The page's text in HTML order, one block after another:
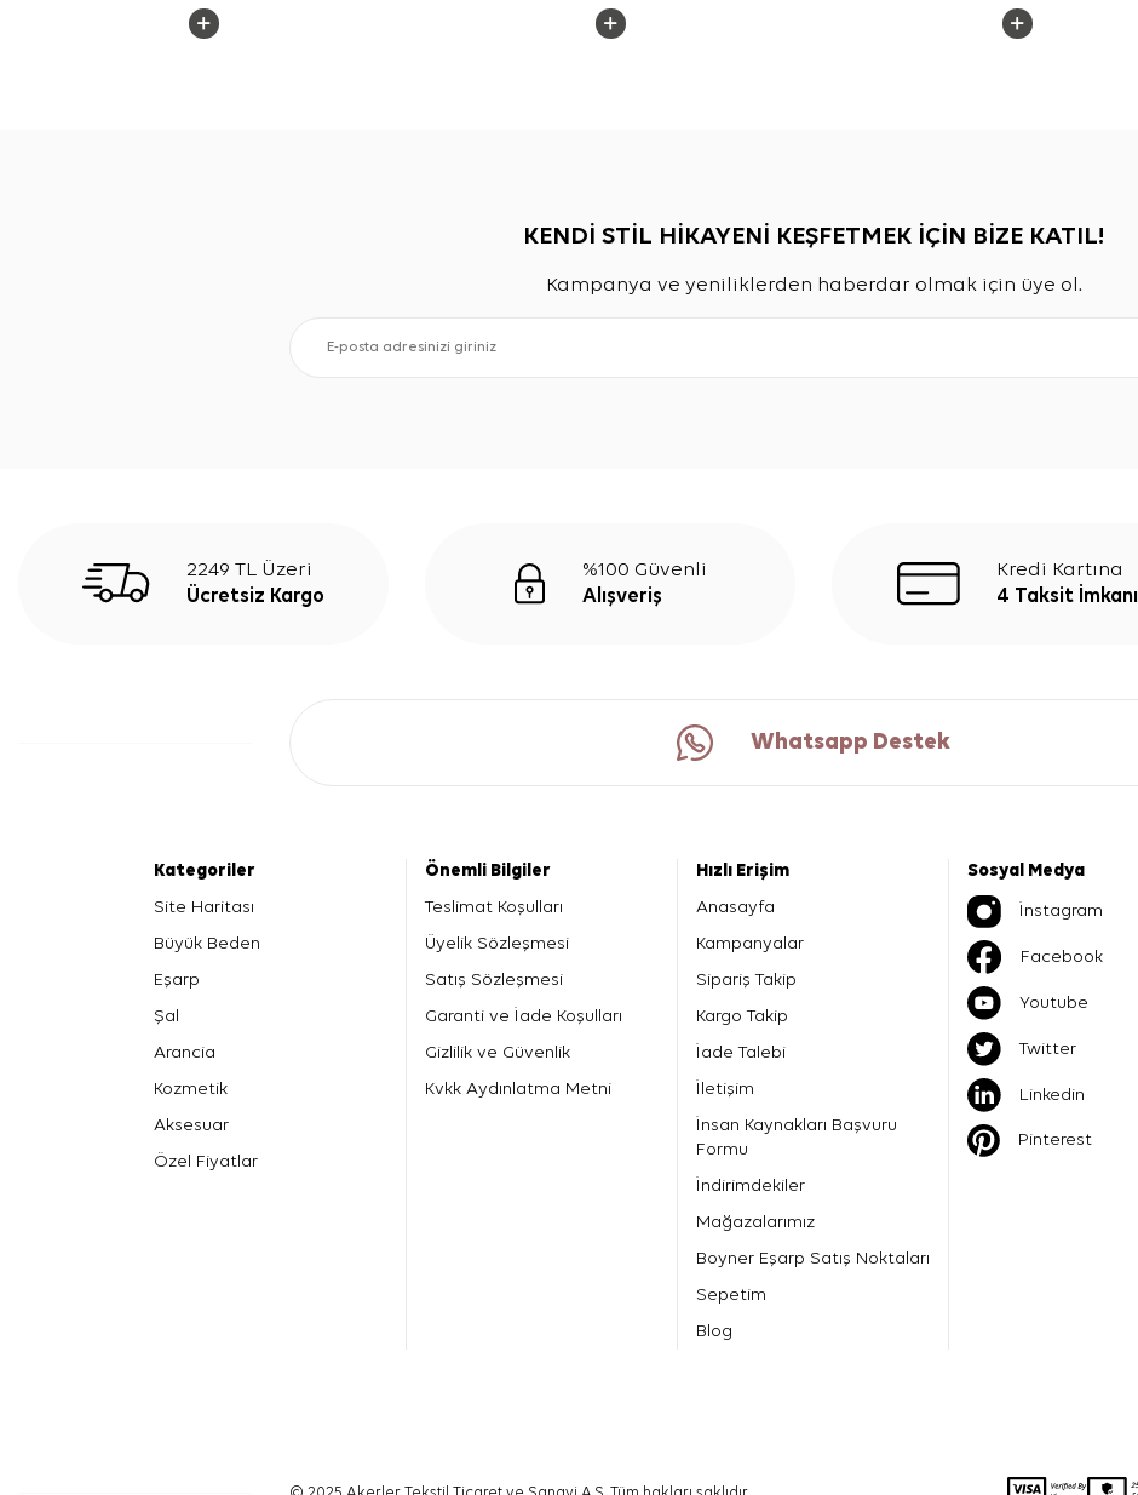
KENDİ STİL HİKAYENİ KEŞFETMEK İÇİN BİZE KATIL!
Kampanya ve yeniliklerden haberdar olmak için üye ol.
2249 TL Üzeri
Ücretsiz Kargo
%100 Güvenli
Alışveriş
Kredi Kartına
4 Taksit İmkanı
Whatsapp Destek
Kategoriler
Site Haritası
Büyük Beden
Eşarp
Şal
Arancia
Kozmetik
Aksesuar
Özel Fiyatlar
Önemli Bilgiler
Teslimat Koşulları
Üyelik Sözleşmesi
Satış Sözleşmesi
Garanti ve İade Koşulları
Gizlilik ve Güvenlik
Kvkk Aydınlatma Metni
Hızlı Erişim
Anasayfa
Kampanyalar
Sipariş Takip
Kargo Takip
İade Talebi
İletişim
İnsan Kaynakları Başvuru
Formu
İndirimdekiler
Mağazalarımız
Boyner Eşarp Satış Noktaları
Sepetim
Blog
Sosyal Medya
İnstagram
Facebook
Youtube
Twitter
Linkedin
Pinterest